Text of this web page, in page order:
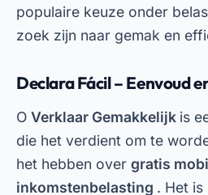
populaire keuze onder
zoek zijn naar gemak en
Declara Fácil – Eenvoud
O Verklaar Gemakkelijk is
die het verdient om te
het hebben over gratis
inkomstenbelasting . Het